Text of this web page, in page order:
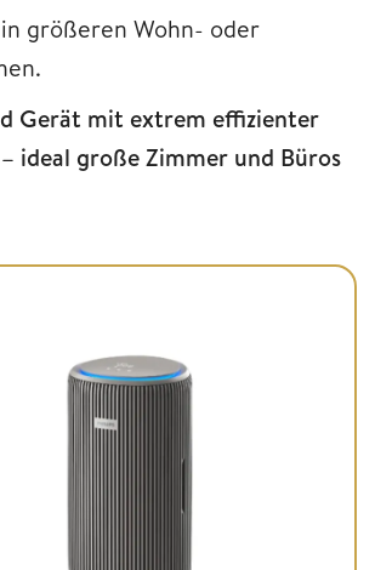
größeren Wohn- oder
Gerät mit extrem effizienter
ideal große Zimmer und Büros